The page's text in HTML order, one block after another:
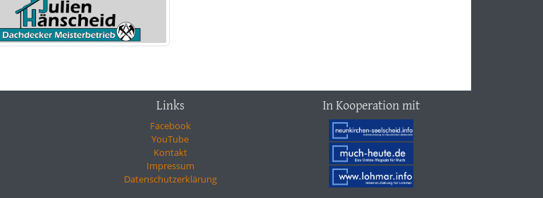
Links
Facebook
YouTube
Kontakt
Impressum
Datenschutzerklärung
In Kooperation mit